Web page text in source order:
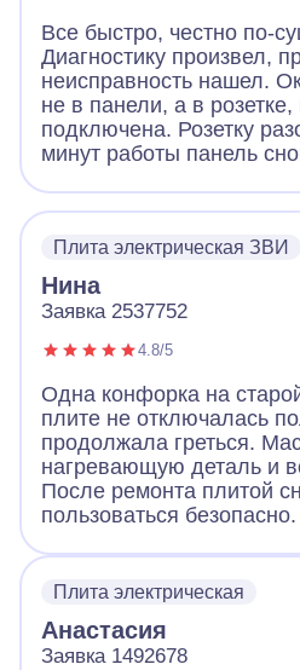
Все быстро, честно по-
Диагностику произвел,
неисправность нашел.
не в панели, а в
подключена. Розетку
минут работы панель
Плита электрическая ЗВИ
Нина
Заявка 2537752
4.8/5
Одна конфорка на
плите не отключалась
продолжала греться.
нагревающую деталь и
После ремонта плитой
пользоваться безопасно.
Плита электрическая
Анастасия
Заявка 1492678